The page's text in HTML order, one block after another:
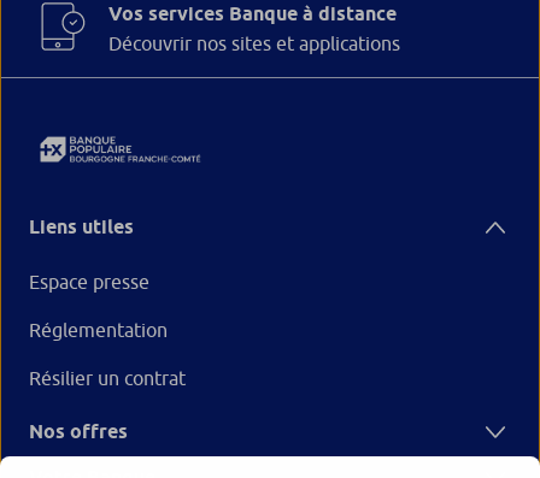
Vos services Banque à distance
Découvrir nos sites et applications
Liens utiles
Espace presse
Réglementation
Résilier un contrat
Nos offres